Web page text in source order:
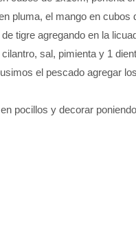
pluma, el mango en
tigre agregando en la
sal, pimienta y 1
el pescado agregar
pocillos y decorar